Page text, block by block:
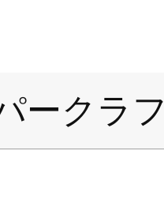
ークラ